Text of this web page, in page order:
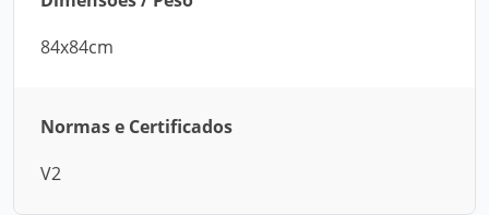
84x84cm
Normas e Certificados
V2